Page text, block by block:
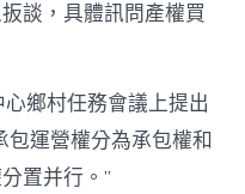
談，具體訊問產權買
鄉村任務會議上提出
包運營權分為承包權和
置并行。”